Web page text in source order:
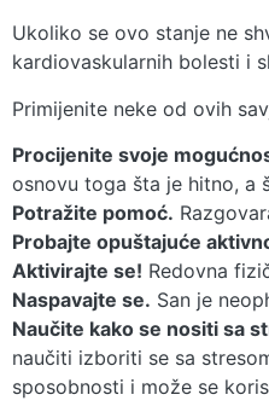
Ukoliko se ovo stanje ne
kardiovaskularnih bolesti i
Primijenite neke od ovih
Procijenite svoje
osnovu toga šta je hitno, a
Potražite pomoć.
Probajte opuštajuće
Aktivirajte se! Redovna
Naspavajte se. San je
Naučite kako se nositi sa
naučiti izboriti se sa
sposobnosti i može se